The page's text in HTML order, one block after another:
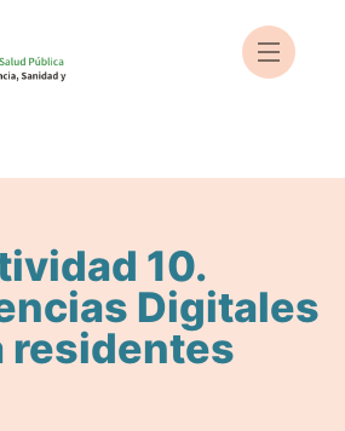
10.
Digitales
residentes